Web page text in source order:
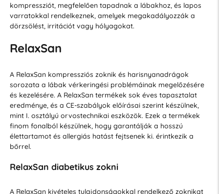
kompressziót, megfelelően tapadnak a lábakhoz, és lapos
varratokkal rendelkeznek, amelyek megakadályozzák a
dörzsölést, irritációt vagy hólyagokat.
RelaxSan
A RelaxSan kompressziós zoknik és harisnyanadrágok
sorozata a lábak vérkeringési problémáinak megelőzésére
és kezelésére. A RelaxSan termékek sok éves tapasztalat
eredménye, és a CE-szabályok előírásai szerint készülnek,
mint I. osztályú orvostechnikai eszközök. Ezek a termékek
finom fonalból készülnek, hogy garantálják a hosszú
élettartamot és allergiás hatást fejtsenek ki. érintkezik a
bőrrel.
RelaxSan diabetikus zokni
A RelaxSan kivételes tulajdonságokkal rendelkező zoknikat